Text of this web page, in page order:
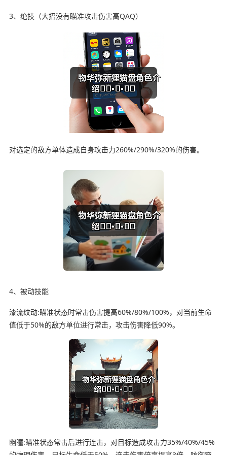
3、绝技（大招没有瞄准攻击伤害高QAQ）
对选定的敌方单体造成自身攻击力260%/290%/320%的伤害。
4、被动技能
漆流纹动:瞄准状态时常击伤害提高60%/80%/100%，对当前生命
值低于50%的敌方单位进行常击，攻击伤害降低90%。
幽瞳:瞄准状态常击后进行连击，对目标造成攻击力35%/40%/45%